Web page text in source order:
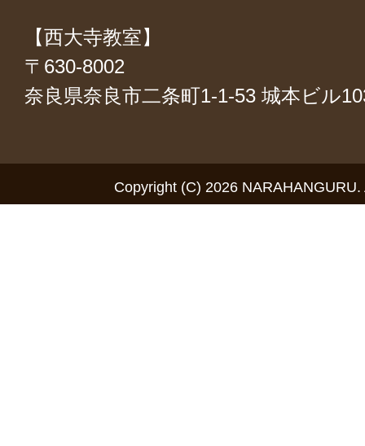
【西大寺教室】
〒630-8002
奈良県奈良市二条町1-1-53 城本ビル
Copyright (C) 2026